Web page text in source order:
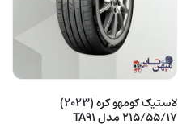
لاستیک کومهو کره (2023)
215/55/17 مدل TA91